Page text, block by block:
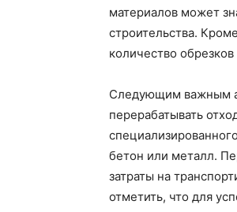
материалов может
строительства.
количество
Следующим важным
перерабатывать
бетон или металл.
затраты на
отметить, что для